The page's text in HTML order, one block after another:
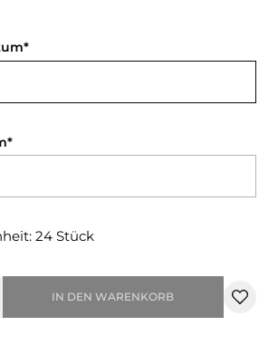
24 Stück
IN DEN WARENKORB